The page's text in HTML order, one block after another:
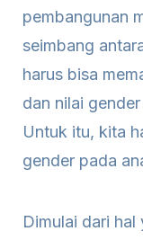
pembangunan
seimbang
harus bisa
dan nilai
Untuk itu, kita
gender pada
Dimulai dari